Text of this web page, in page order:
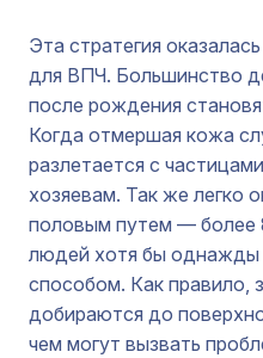
Эта стратегия
для ВПЧ. Большинство
после рождения
Когда отмершая кожа
разлетается с
хозяевам. Так же легко
половым путем — более
людей хотя бы однажды
способом. Как правило,
добираются до
чем могут вызвать